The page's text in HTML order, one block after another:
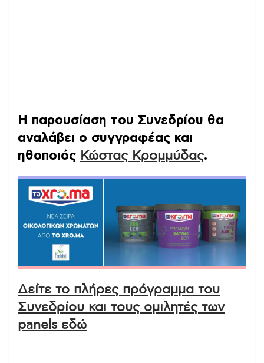
Η παρουσίαση του Συνεδρίου θα
αναλάβει ο συγγραφέας και
ηθοποιός Κώστας Κρομμύδας.
Δείτε το πλήρες πρόγραμμα του
Συνεδρίου και τους ομιλητές των
panels εδώ